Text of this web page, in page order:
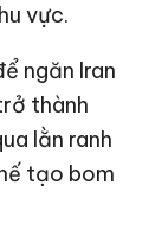
vực.
ngăn Iran
thành
lằn ranh
tạo bom